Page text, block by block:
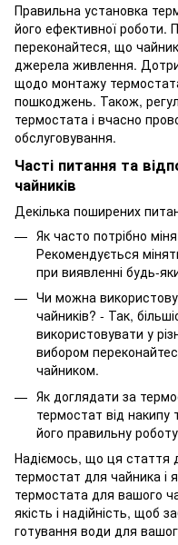
Правильна установка
його ефективної роботи.
переконайтеся, що
джерела живлення.
щодо монтажу
пошкоджень. Також,
термостата і вчасно
обслуговування.
Часті питання та
чайників
Декілька поширених
Як часто потрібно
Рекомендується
при виявленні будь-
Чи можна
чайників? - Так,
використовувати у
вибором
чайником.
Як доглядати за
термостат від
його правильну
Надіємось, що ця стаття
термостат для чайника і
термостата для вашого
якість і надійність, щоб
готування води для